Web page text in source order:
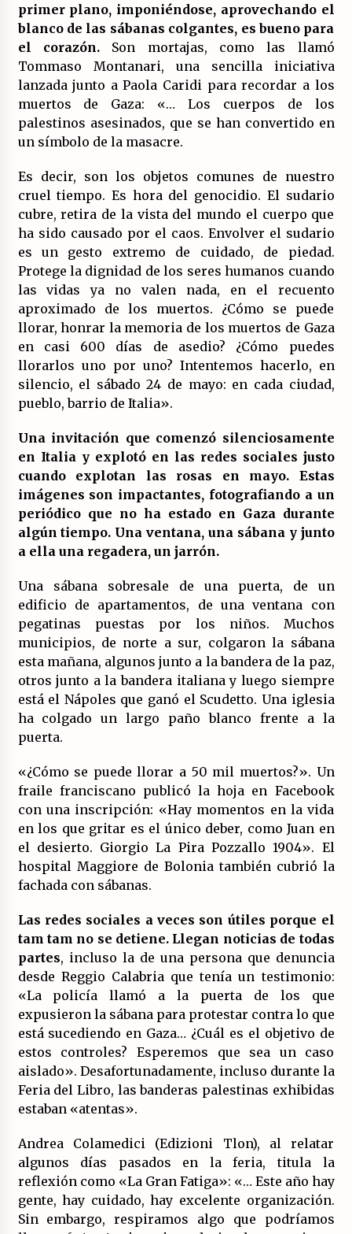
¿Por qué la «unidad de las izquierdas» es un
callejón sin salida?
19/07/2026
Polarizada y movilizada, la ciudadanía no se
queda en casa.
19/07/2026
17/07/2026
La OTAN acelera la militarización industrial
con un nuevo modelo de producción
permanente.
16/07/2026
Actos en Valencia y Alicante contra la
represión del activismo por Palestina.
16/07/2026
Asamblea abierta de los CLER en Alaquàs
plantea una alternativa a las obras aprobadas
para La Saleta y la línea C3.
Declaración de Estambul por un Frente Común
contra la OTAN, el Imperialismo y la Guerra.
14/07/2026
El fuego no tiene la culpa en Los Gallardos
(Almería)
14/07/2026
primer plano, imponiéndose, aprovechando el
blanco de las sábanas colgantes, es bueno para
el corazón.Son mortajas, como las llamó
Tommaso Montanari, una sencilla iniciativa
lanzada junto a Paola Caridi para recordar a los
muertos de Gaza: «… Los cuerpos de los
palestinos asesinados, que se han convertido en
un símbolo de la masacre.
Es decir, son los objetos comunes de nuestro
cruel tiempo. Es hora del genocidio. El sudario
cubre, retira de la vista del mundo el cuerpo que
ha sido causado por el caos. Envolver el sudario
es un gesto extremo de cuidado, de piedad.
Protege la dignidad de los seres humanos cuando
las vidas ya no valen nada, en el recuento
aproximado de los muertos. ¿Cómo se puede
llorar, honrar la memoria de los muertos de Gaza
en casi 600 días de asedio? ¿Cómo puedes
llorarlos uno por uno? Intentemos hacerlo, en
silencio, el sábado 24 de mayo: en cada ciudad,
pueblo, barrio de Italia».
Una invitación que comenzó silenciosamente
en Italia y explotó en las redes sociales justo
cuando explotan las rosas en mayo. Estas
imágenes son impactantes, fotografiando a un
periódico que no ha estado en Gaza durante
algún tiempo. Una ventana, una sábana y junto
a ella una regadera, un jarrón.
Una sábana sobresale de una puerta, de un
edificio de apartamentos, de una ventana con
pegatinas puestas por los niños. Muchos
municipios, de norte a sur, colgaron la sábana
esta mañana, algunos junto a la bandera de la paz,
otros junto a la bandera italiana y luego siempre
está el Nápoles que ganó el Scudetto. Una iglesia
ha colgado un largo paño blanco frente a la
puerta.
«¿Cómo se puede llorar a 50 mil muertos?». Un
fraile franciscano publicó la hoja en Facebook
con una inscripción: «Hay momentos en la vida
en los que gritar es el único deber, como Juan en
el desierto. Giorgio La Pira Pozzallo 1904». El
hospital Maggiore de Bolonia también cubrió la
fachada con sábanas.
Las redes sociales a veces son útiles porque el
tam tam no se detiene. Llegan noticias de todas
partes, incluso la de una persona que denuncia
desde Reggio Calabria que tenía un testimonio:
«La policía llamó a la puerta de los que
expusieron la sábana para protestar contra lo que
está sucediendo en Gaza… ¿Cuál es el objetivo de
estos controles? Esperemos que sea un caso
aislado». Desafortunadamente, incluso durante la
Feria del Libro, las banderas palestinas exhibidas
estaban «atentas».
Andrea Colamedici (Edizioni Tlon), al relatar
algunos días pasados en la feria, titula la
reflexión como «La Gran Fatiga»: «… Este año hay
gente, hay cuidado, hay excelente organización.
Sin embargo, respiramos algo que podríamos